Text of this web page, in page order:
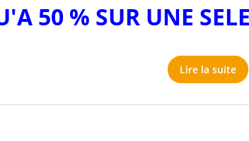
50 % SUR UNE
Lire la suite